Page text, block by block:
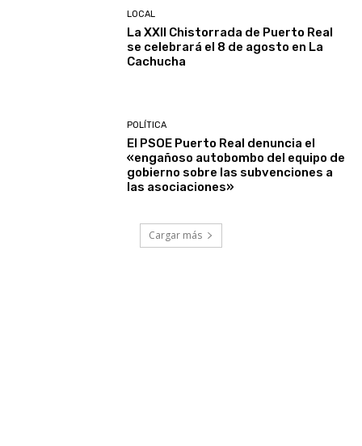
LOCAL
La XXII Chistorrada de Puerto Real
se celebrará el 8 de agosto en La
Cachucha
POLÍTICA
El PSOE Puerto Real denuncia el
«engañoso autobombo del equipo de
gobierno sobre las subvenciones a
las asociaciones»
Cargar más